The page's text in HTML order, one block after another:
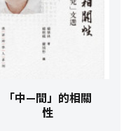
「中—間」的相關
性